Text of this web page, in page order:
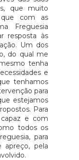
que muito
que com as
Freguesia
resposta às
Um dos
do qual me
tenha
e
tenhamos
para
estejamos
Para
e com
todos os
para
apreço, pela